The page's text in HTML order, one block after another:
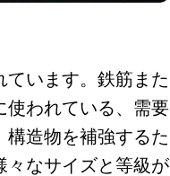
います。鉄筋また
使われている、需要
造物を補強するた
々なサイズと等級が